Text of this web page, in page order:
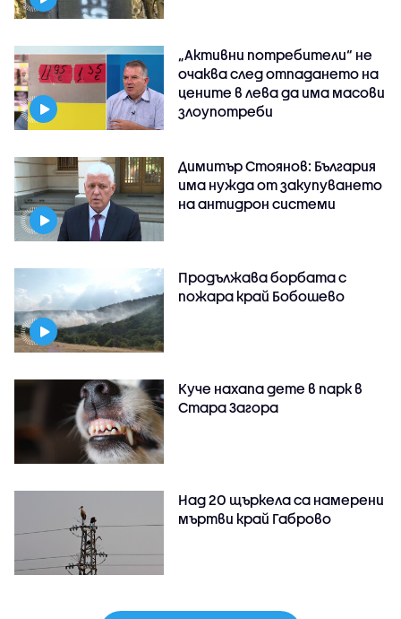
„Активни потребители“ не
очаква след отпадането на
цените в лева да има масови
злоупотреби
Димитър Стоянов: България
има нужда от закупуването
на антидрон системи
Продължава борбата с
пожара край Бобошево
Куче нахапа дете в парк в
Стара Загора
Над 20 щъркела са намерени
мъртви край Габрово